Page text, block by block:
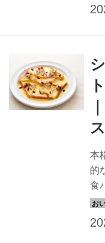
本
的
食
の